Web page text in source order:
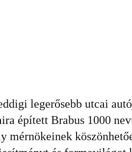
legerősebb utcai
épített Brabus 1000
mérnökeinek